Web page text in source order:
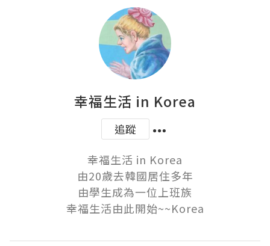
幸福生活 in Korea
追蹤
幸福生活 in Korea
由20歲去韓國居住多年
由學生成為一位上班族
幸福生活由此開始~~Korea